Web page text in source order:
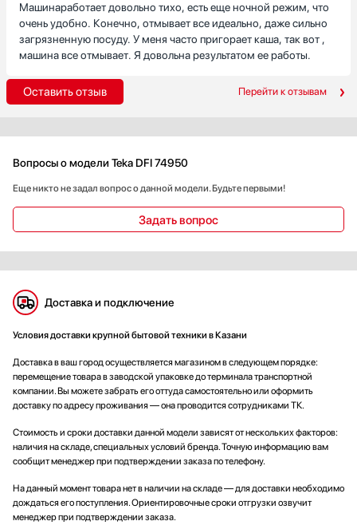
Машинаработает довольно тихо, есть еще ночной режим, что
очень удобно. Конечно, отмывает все идеально, даже сильно
загрязненную посуду. У меня часто пригорает каша, так вот ,
машина все отмывает. Я довольна результатом ее работы.
Оставить отзыв Перейти к отзывам
Вопросы о модели Teka DFI 74950
Еще никто не задал вопрос о данной модели. Будьте первыми!
Задать вопрос
Доставка и подключение
Условия доставки крупной бытовой техники в Казани
Доставка в ваш город осуществляется магазином в следующем порядке:
перемещение товара в заводской упаковке до терминала транспортной
компании. Вы можете забрать его оттуда самостоятельно или оформить
доставку по адресу проживания — она проводится сотрудниками ТК.
Стоимость и сроки доставки данной модели зависят от нескольких факторов:
наличия на складе, специальных условий бренда. Точную информацию вам
сообщит менеджер при подтверждении заказа по телефону.
На данный момент товара нет в наличии на складе — для доставки необходимо
дождаться его поступления. Ориентировочные сроки отгрузки озвучит
менеджер при подтверждении заказа.